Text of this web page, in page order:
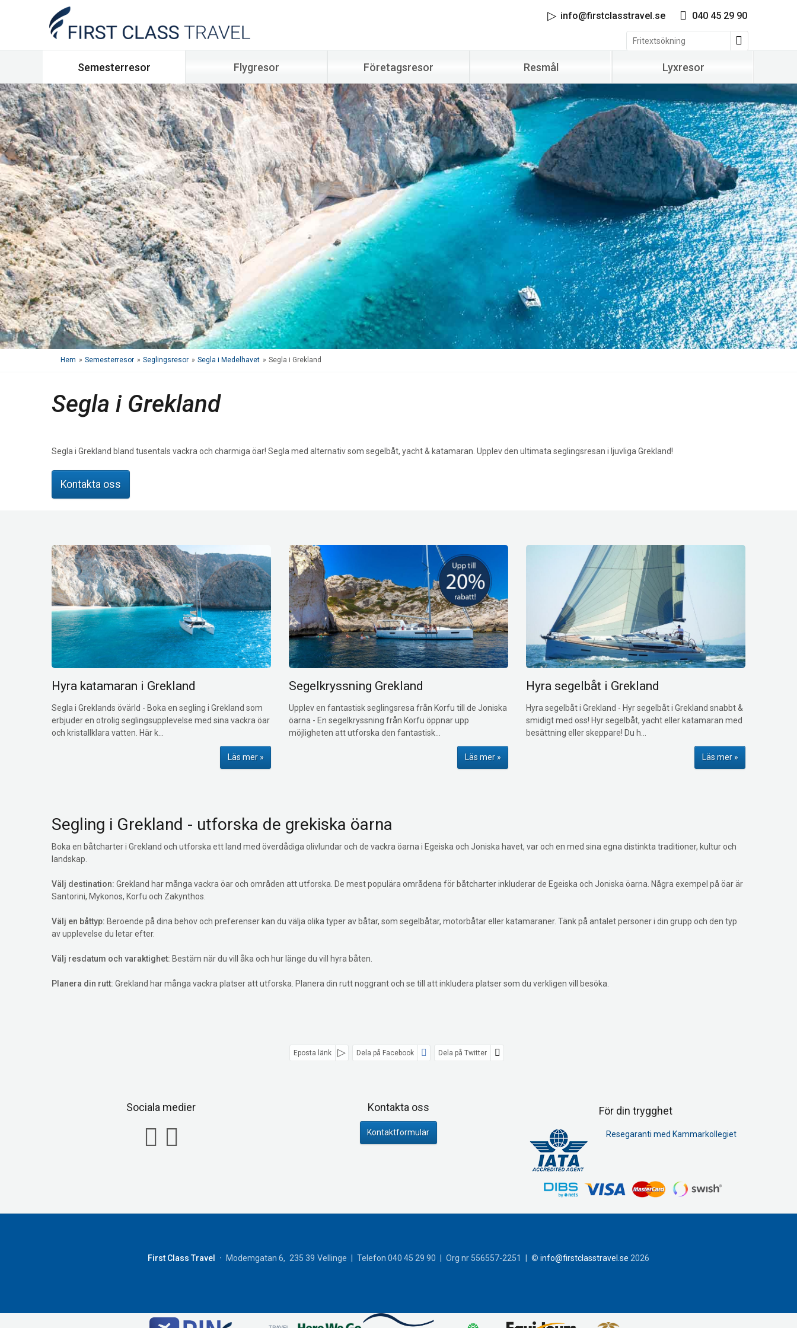
040 45 29 90
info@firstclasstravel.se
Semesterresor Flygresor Företagsresor Resmål Lyxresor
Hem » Semesterresor » Seglingsresor » Segla i Medelhavet » Segla i Grekland
Segla i Grekland
Segla i Grekland bland tusentals vackra och charmiga öar! Segla med alternativ som segelbåt, yacht & katamaran. Upplev den ultimata seglingsresan i ljuvliga Grekland!
Kontakta oss
Hyra katamaran i Grekland
Segla i Greklands övärld - Boka en segling i Grekland som
erbjuder en otrolig seglingsupplevelse med sina vackra öar
och kristallklara vatten. Här k...
Läs mer
Segelkryssning Grekland
Upplev en fantastisk seglingsresa från Korfu till de Joniska
öarna- En segelkryssning från Korfu öppnar upp
möjligheten att utforska den fantastisk...
Läs mer
Hyra segelbåt i Grekland
Hyra segelbåt i Grekland - Hyr segelbåt i Grekland snabbt &
smidigt med oss! Hyr segelbåt, yacht eller katamaran med
besättning eller skeppare! Du h...
Läs mer
Segling i Grekland - utforska de grekiska öarna
Boka en båtcharter i Grekland och utforska ett land med överdådiga olivlundar och de vackra öarna i Egeiska och Joniska havet, var och en med sina egna distinkta traditioner, kultur och
landskap.
Välj destination: Grekland har många vackra öar och områden att utforska. De mest populära områdena för båtcharter inkluderar de Egeiska och Joniska öarna. Några exempel på öar är
Santorini, Mykonos, Korfu och Zakynthos.
Välj en båttyp: Beroende på dina behov och preferenser kan du välja olika typer av båtar, som segelbåtar, motorbåtar eller katamaraner. Tänk på antalet personer i din grupp och den typ
av upplevelse du letar efter.
Välj resdatum och varaktighet: Bestäm när du vill åka och hur länge du vill hyra båten.
Planera din rutt: Grekland har många vackra platser att utforska. Planera din rutt noggrant och se till att inkludera platser som du verkligen vill besöka.
Eposta länk Dela på Facebook Dela på Twitter
Sociala medier Kontakta oss
Kontaktformulär
För din trygghet
Resegaranti med Kammarkollegiet
First Class Travel Modemgatan 6 235 39 Vellinge Telefon040 45 29 90 Org nr 556557-2251 ©info@firstclasstravel.se 2026